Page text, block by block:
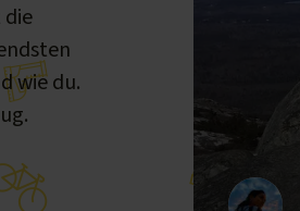
die
wie du.